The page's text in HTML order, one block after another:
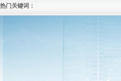
热门关键词：